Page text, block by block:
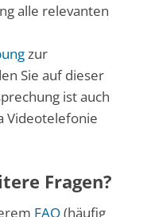
alle relevanten
zur
Sie auf dieser
ist auch
Videotelefonie
Fragen?
FAQ(häufig